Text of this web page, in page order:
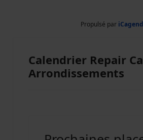
Propulsé par
Calendrier Repair
Arrondissements